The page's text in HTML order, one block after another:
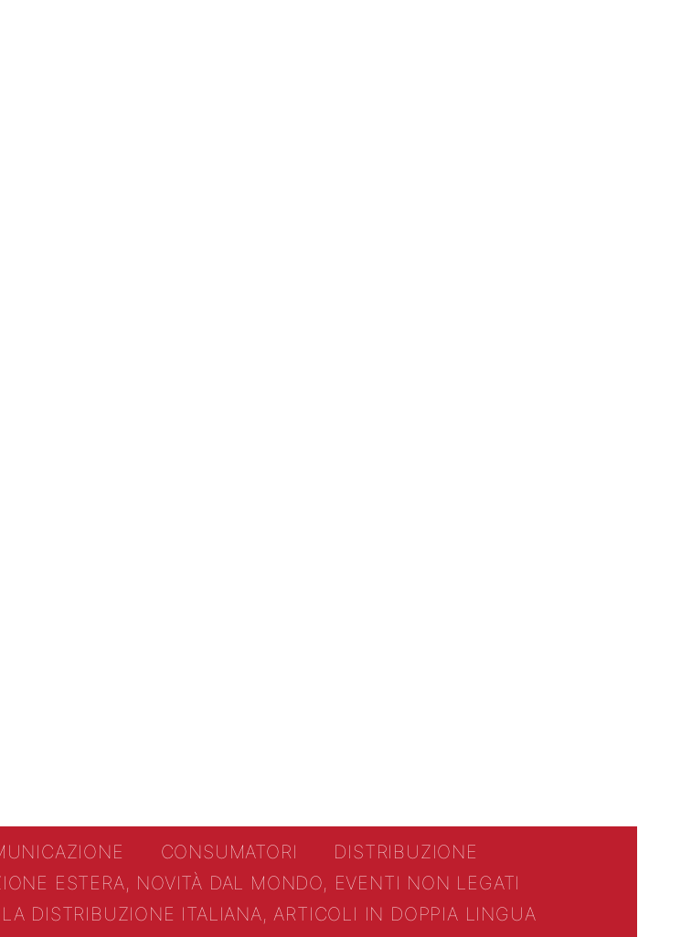
CONSUMATORI
DISTRIBUZIONE
ESTERA, NOVITÀ DAL MONDO, EVENTI NON LEGATI
DISTRIBUZIONE ITALIANA, ARTICOLI IN DOPPIA LINGUA